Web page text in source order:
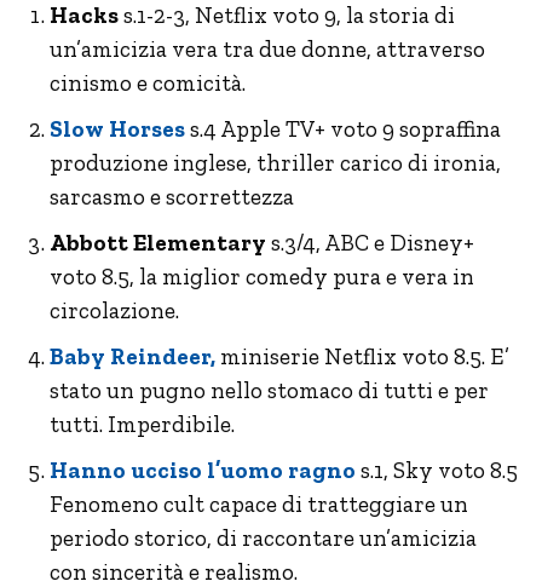
Hackss.1-2-3, Netflix voto 9, la storia di
un’amicizia vera tra due donne, attraverso
cinismo e comicità.
Slow Horsess.4 Apple TV+ voto 9 sopraffina
produzione inglese, thriller carico di ironia,
sarcasmo e scorrettezza
Abbott Elementary s.3/4, ABC e Disney+
voto 8.5, la miglior comedy pura e vera in
circolazione.
Baby Reindeer, miniserie Netflix voto 8.5. E’
stato un pugno nello stomaco di tutti e per
tutti. Imperdibile.
Hanno ucciso l’uomo ragno s.1, Sky voto 8.5
Fenomeno cult capace di tratteggiare un
periodo storico, di raccontare un’amicizia
con sincerità e realismo.